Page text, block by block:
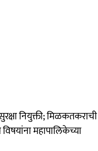
नियुक्ती; मिळकतकराची
महापालिकेच्या